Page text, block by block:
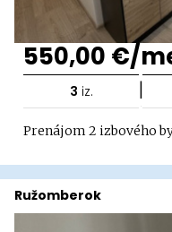
550,00 €/
3 iz. |
Prenájom 2 izbového
Ružomberok